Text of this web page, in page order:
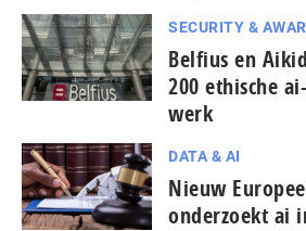
SECURITY &
Belfius en
200 ethische
werk
DATA & AI
Nieuw
onderzoekt ai